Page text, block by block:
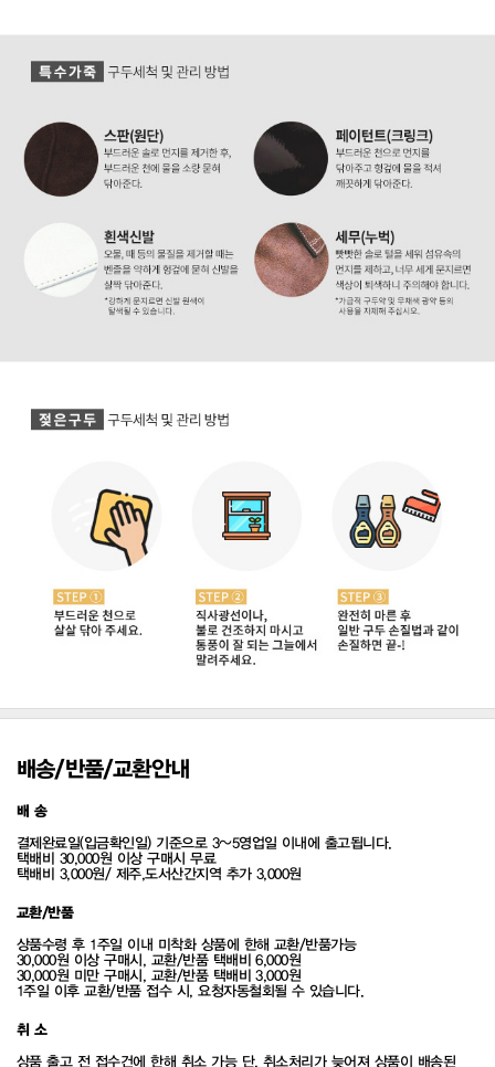
배송/반품/교환안내
배 송
결제완료일(입금확인일) 기준으로 3~5영업일 이내에 출고됩니다.
택배비 30,000원 이상 구매시 무료
택배비 3,000원/ 제주,도서산간지역 추가 3,000원
교환/반품
상품수령 후 1주일 이내 미착화 상품에 한해 교환/반품가능
30,000원 이상 구매시, 교환/반품 택배비 6,000원
30,000원 미만 구매시, 교환/반품 택배비 3,000원
1주일 이후 교환/반품 접수 시, 요청자동철회될 수 있습니다.
취 소
상품 출고 전 접수건에 한해 취소 가능 단, 취소처리가 늦어져 상품이 배송된